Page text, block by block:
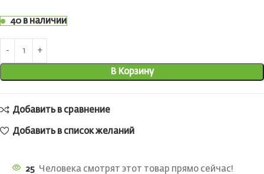
40 в наличии
В Корзину
Добавить в сравнение
Добавить в список желаний
25 Человека смотрят этот товар прямо сейчас!